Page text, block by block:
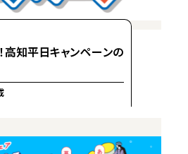
高知平日キャンペーンの